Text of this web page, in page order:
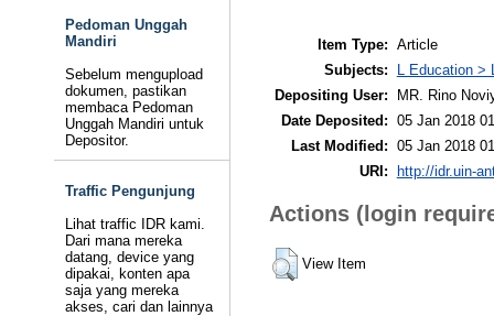
Pedoman Unggah
Mandiri
Sebelum mengupload
dokumen, pastikan
membaca Pedoman
Unggah Mandiri untuk
Depositor.
Traffic Pengunjung
Lihat traffic IDR kami.
Dari mana mereka
datang, device yang
dipakai, konten apa
saja yang mereka
akses, cari dan lainnya
Item Type: Article
Subjects:
L Education
Depositing User:
MR. Rino
Date Deposited: 05 Jan 2018
Last Modified: 05 Jan 2018
URI:
http://idr.uin-
Actions (login
View Item